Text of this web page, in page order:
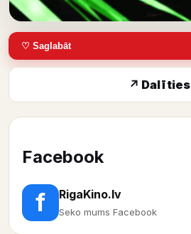
♡ Saglabāt
↗ Dalīties
Facebook
f RigaKino.lv
Seko mums Facebook